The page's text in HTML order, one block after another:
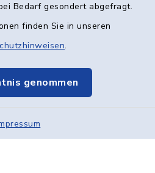
Bedarf gesondert abgefragt.
finden Sie in unseren
.
genommen
Kommunikation